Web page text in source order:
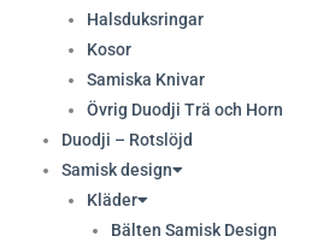
Halsduksringar
Kosor
Samiska Knivar
Övrig Duodji Trä och Horn
Duodji – Rotslöjd
Samisk design
Kläder
Bälten Samisk Design